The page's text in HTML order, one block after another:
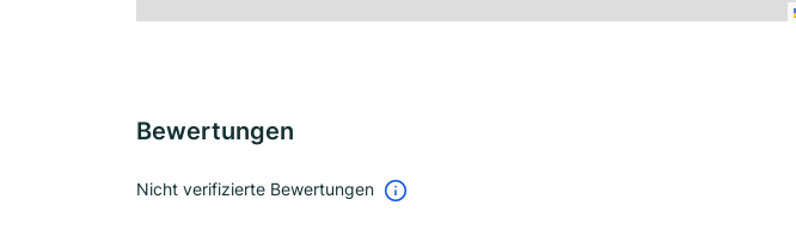
Bewertungen
Nicht verifizierte Bewertungen